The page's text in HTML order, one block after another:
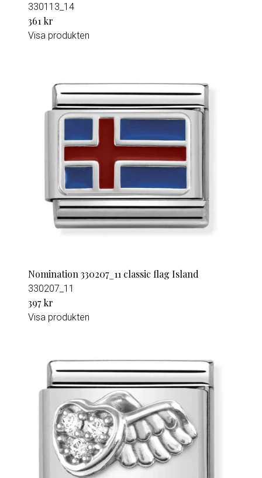
330113_14
361 kr
Visa produkten
Nomination 330207_11 classic flag Island
330207_11
397 kr
Visa produkten